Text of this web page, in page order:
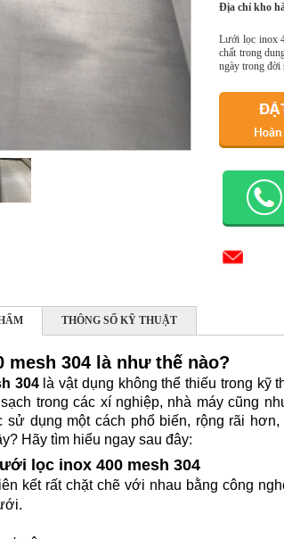
Địa chỉ kho
Lưới lọc inox
chất trong
ngày trong đời
THÔNG SỐ KỸ THUẬT
304 là như thế nào?
304là vật dụng không thể thiếu trong kỹ
trong các xí nghiệp, nhà máy cũng
sử dụng một cách phổ biến, rộng rãi
Hãy tìm hiểu ngay sau đây:
lọc inox 400 mesh 304
kết rất chặt chẽ với nhau bằng công